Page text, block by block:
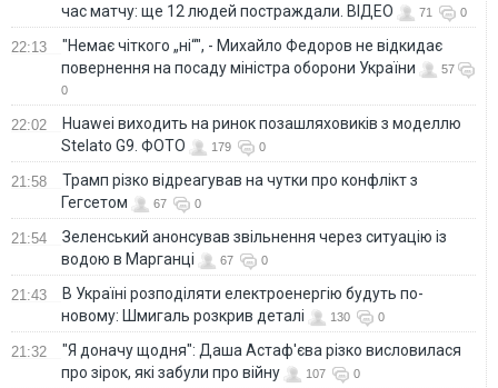
час матчу: ще 12 людей постраждали. ВІДЕО
71 0
22:13
"Немає чіткого „ні“", - Михайло Федоров не відкидає
повернення на посаду міністра оборони України
57
0
22:02
Huawei виходить на ринок позашляховиків з моделлю
Stelato G9. ФОТО
179 0
21:58
Трамп різко відреагував на чутки про конфлікт з
Гегсетом
67 0
21:54
Зеленський анонсував звільнення через ситуацію із
водою в Марганці
67 0
21:43
В Україні розподіляти електроенергію будуть по-
новому: Шмигаль розкрив деталі
130 0
21:32
"Я доначу щодня": Даша Астаф'єва різко висловилася
про зірок, які забули про війну
107 0